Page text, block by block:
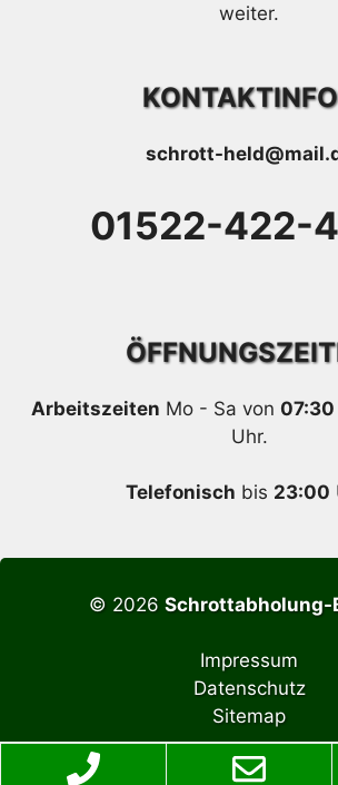
weiter.
schrott-
01522-422-
Arbeitszeiten Mo - Sa von 07:30
Uhr.
Telefonisch bis 23:00
© 2026 Schrottabholung-
Impressum
Datenschutz
Sitemap